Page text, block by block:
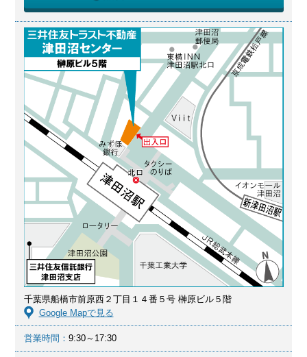
千葉県船橋市前原西２丁目１４番５号 榊原ビル５階
Google Mapで見る
営業時間： 9:30～17:30